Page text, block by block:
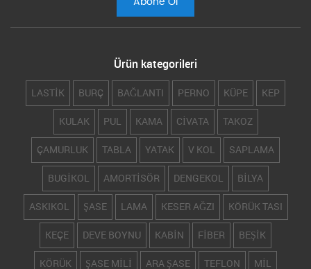
Ürün kategorileri
LASTİK BURÇ BAĞLANTI PERNO KÜPE KEP
KULAK PUL KAMA CİVATA TAKOZ
ÇAMURLUK TABLA YATAK V KOL SAPLAMA
BUGİKOL AMORTİSÖR DENGEKOL BİLYA
ASKIKOL ŞASE LAMA KESER AĞZI KÖRÜK TASI
KEÇE DEVE BOYNU KABİN FİBER BEŞİK
KÖRÜK ŞASE MİLİ ARA ŞASE TEFLON MİL